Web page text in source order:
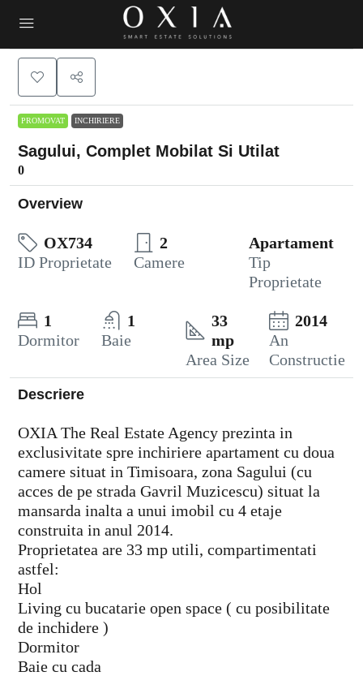
PROMOVAT INCHIRIERE
Sagului, Complet Mobilat Si Utilat
0
Overview
OX734
ID Proprietate
2
Camere
Apartament
Tip
Proprietate
1
Dormitor
1
Baie
33
mp
Area Size
2014
An
Constructie
Descriere
OXIA The Real Estate Agency prezinta in
exclusivitate spre inchiriere apartament cu doua
camere situat in Timisoara, zona Sagului (cu
acces de pe strada Gavril Muzicescu) situat la
mansarda inalta a unui imobil cu 4 etaje
construita in anul 2014.
Proprietatea are 33 mp utili, compartimentati
astfel:
Hol
Living cu bucatarie open space ( cu posibilitate
de inchidere )
Dormitor
Baie cu cada